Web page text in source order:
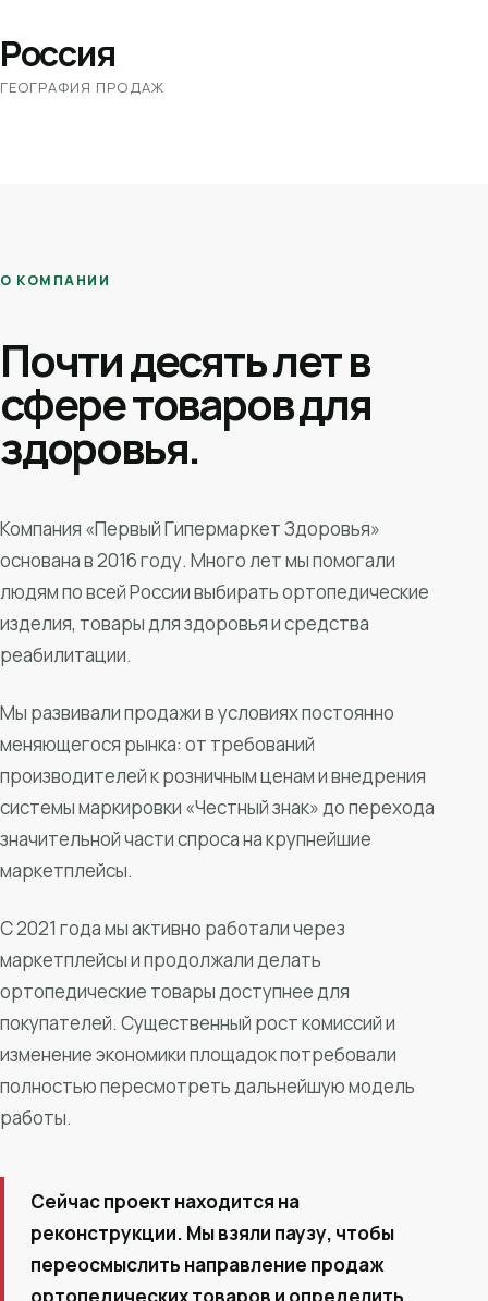
Россия
ГЕОГРАФИЯ ПРОДАЖ
О КОМПАНИИ
Почти десять лет в
сфере товаров для
здоровья.
Компания «Первый Гипермаркет Здоровья»
основана в 2016 году. Много лет мы помогали
людям по всей России выбирать ортопедические
изделия, товары для здоровья и средства
реабилитации.
Мы развивали продажи в условиях постоянно
меняющегося рынка: от требований
производителей к розничным ценам и внедрения
системы маркировки «Честный знак» до перехода
значительной части спроса на крупнейшие
маркетплейсы.
С 2021 года мы активно работали через
маркетплейсы и продолжали делать
ортопедические товары доступнее для
покупателей. Существенный рост комиссий и
изменение экономики площадок потребовали
полностью пересмотреть дальнейшую модель
работы.
Сейчас проект находится на
реконструкции. Мы взяли паузу, чтобы
переосмыслить направление продаж